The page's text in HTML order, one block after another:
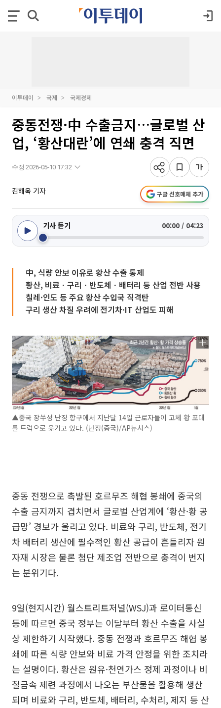
이투데이 국제 국제경제
중동전쟁·中 수출금지…글로벌 산
업, ‘황산대란’에 연쇄 충격 직면
수정 2026-05-10 17:32
김해욱 기자 구글 선호매체 추가
기사 듣기 00:00 / 04:23
中, 식량 안보 이유로 황산 수출 통제
황산, 비료ㆍ구리ㆍ반도체ㆍ배터리 등 산업 전반 사용
칠레·인도 등 주요 황산 수입국 직격탄
구리 생산 차질 우려에 전기차·IT 산업도 피해
▲중국 장쑤성 난징 항구에서 지난달 14일 근로자들이 고체 황 포대
를 트럭으로 옮기고 있다. (난징(중국)/AP뉴시스)
중동 전쟁으로 촉발된 호르무즈 해협 봉쇄에 중국의
수출 금지까지 겹치면서 글로벌 산업계에 ‘황산·황 공
급망’ 경보가 울리고 있다. 비료와 구리, 반도체, 전기
차 배터리 생산에 필수적인 황산 공급이 흔들리자 원
자재 시장은 물론 첨단 제조업 전반으로 충격이 번지
는 분위기다.
9일(현지시간) 월스트리트저널(WSJ)과 로이터통신
등에 따르면 중국 정부는 이달부터 황산 수출을 사실
상 제한하기 시작했다. 중동 전쟁과 호르무즈 해협 봉
쇄에 따른 식량 안보와 비료 가격 안정을 위한 조치라
는 설명이다. 황산은 원유·천연가스 정제 과정이나 비
철금속 제련 과정에서 나오는 부산물을 활용해 생산
되며 비료와 구리, 반도체, 배터리, 수처리, 제지 등 산